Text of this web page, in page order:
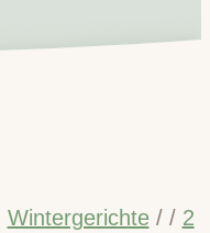
Wintergerichte/ / 2